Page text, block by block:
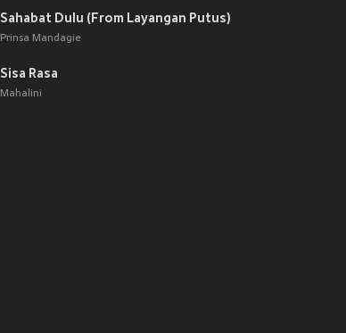
Sahabat Dulu (From Layangan Putus)
Prinsa Mandagie
Sisa Rasa
Mahalini